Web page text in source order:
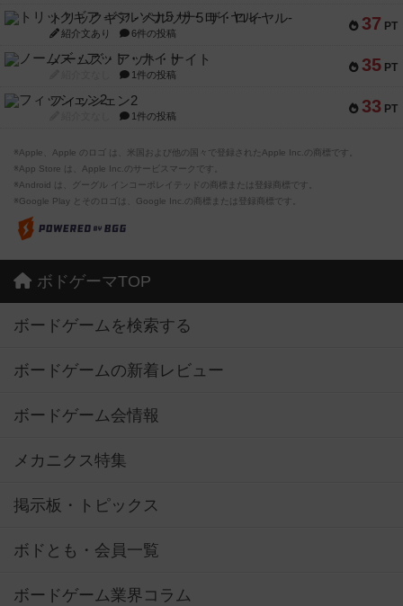
37 PT
トリックギア - ペルソナ5 ザ・ロイヤル-
紹介文あり 6件の投稿
35 PT
ノームズ・アット・ナイト
1件の投稿
33 PT
フィッシェン2
1件の投稿
※Apple、Apple のロゴ は、米国および他の国々で登録されたApple Inc.の商標です。
※App Store は、Apple Inc.のサービスマークです。
※Android は、グーグル インコーポレイテッドの商標または登録商標です。
※Google Play とそのロゴは、Google Inc.の商標または登録商標です。
ボドゲーマTOP
ボードゲームを検索する
ボードゲームの新着レビュー
ボードゲーム会情報
メカニクス特集
掲示板・トピックス
ボドとも・会員一覧
ボードゲーム業界コラム